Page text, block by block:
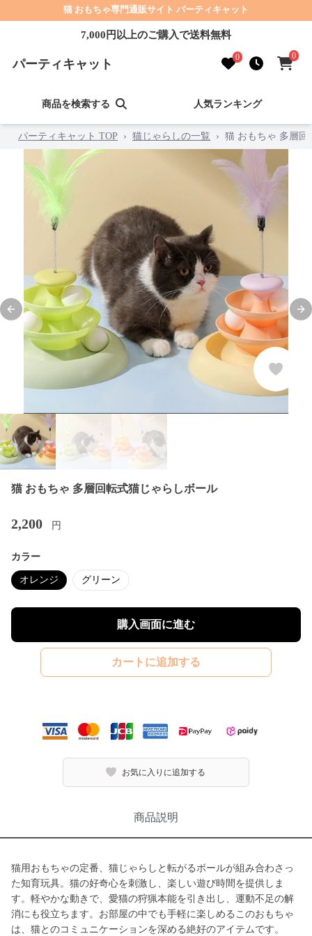
猫 おもちゃ専門通販サイト パーティキャット
7,000円以上のご購入で送料無料
パーティキャット 0 0
商品を検索する 人気ランキング
パーティキャット TOP › 猫じゃらしの一覧 › 猫 おもちゃ 多層回
Previous slide
猫 おもちゃ 多層回転式猫じゃらしボール
2,200 円
カラー
オレンジ グリーン
購入画面に進む
カートに追加する
お気に入りに追加する
商品説明
猫用おもちゃの定番、猫じゃらしと転がるボールが組み合わさっ
た知育玩具。猫の好奇心を刺激し、楽しい遊び時間を提供しま
す。軽やかな動きで、愛猫の狩猟本能を引き出し、運動不足の解
消にも役立ちます。お部屋の中でも手軽に楽しめるこのおもちゃ
は、猫とのコミュニケーションを深める絶好のアイテムです。